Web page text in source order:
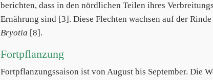
berichten, dass in den nördlichen Teilen ihres
Ernährung sind [3]. Diese Flechten wachsen auf der
Bryotia [8].
Fortpflanzung
Fortpflanzungssaison ist von August bis September. Die